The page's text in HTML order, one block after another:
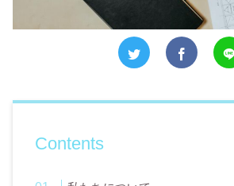
Contents